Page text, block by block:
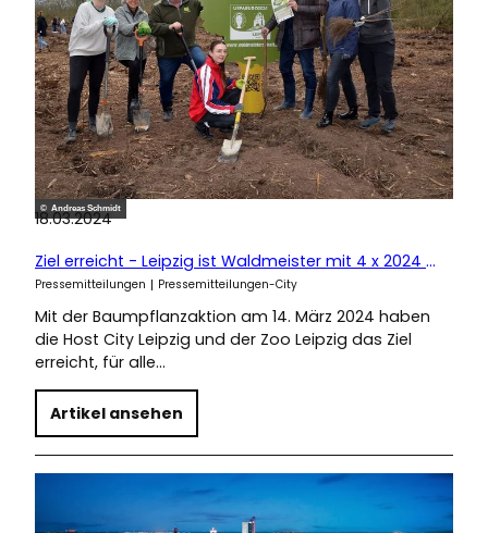
© Andreas Schmidt
18.03.2024
Ziel erreicht - Leipzig ist Waldmeister mit 4 x 2024 gepflanzten Bäumen
Pressemitteilungen Pressemitteilungen-City
Mit der Baumpflanzaktion am 14. März 2024 haben
die Host City Leipzig und der Zoo Leipzig das Ziel
erreicht, für alle…
Artikel ansehen